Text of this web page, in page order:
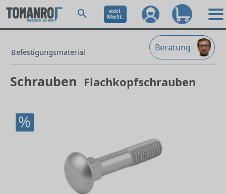
exkl.
MwSt.
Beratung
Befestigungsmaterial
Schrauben Flachkopfschrauben
%